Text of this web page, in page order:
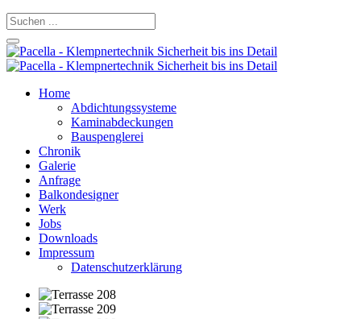
Home
Abdichtungssysteme
Kaminabdeckungen
Bauspenglerei
Chronik
Galerie
Anfrage
Balkondesigner
Werk
Jobs
Downloads
Impressum
Datenschutzerklärung